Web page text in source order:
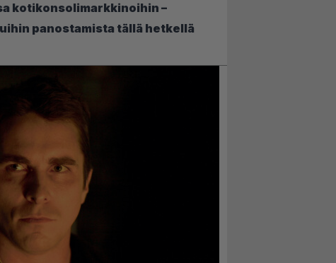
kotikonsolimarkkinoihin –
panostamista tällä hetkellä